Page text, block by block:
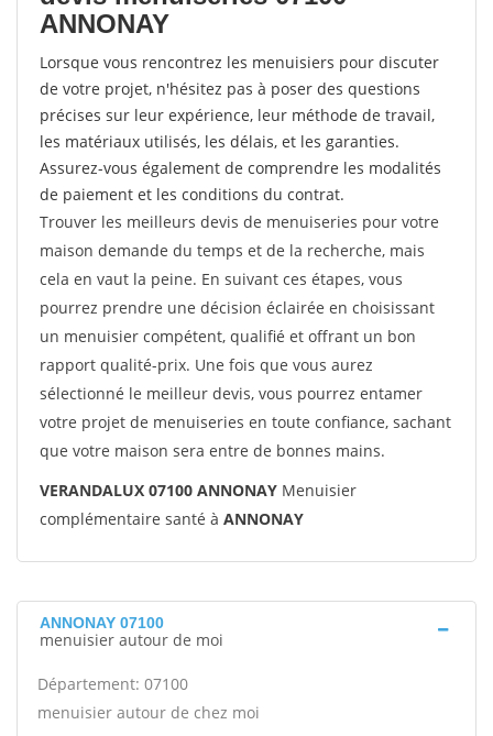
ANNONAY
Lorsque vous rencontrez les menuisiers pour discuter
de votre projet, n'hésitez pas à poser des questions
précises sur leur expérience, leur méthode de travail,
les matériaux utilisés, les délais, et les garanties.
Assurez-vous également de comprendre les modalités
de paiement et les conditions du contrat.
Trouver les meilleurs devis de menuiseries pour votre
maison demande du temps et de la recherche, mais
cela en vaut la peine. En suivant ces étapes, vous
pourrez prendre une décision éclairée en choisissant
un menuisier compétent, qualifié et offrant un bon
rapport qualité-prix. Une fois que vous aurez
sélectionné le meilleur devis, vous pourrez entamer
votre projet de menuiseries en toute confiance, sachant
que votre maison sera entre de bonnes mains.
VERANDALUX 07100 ANNONAY Menuisier
complémentaire santé à ANNONAY
ANNONAY 07100
menuisier autour de moi
Département: 07100
menuisier autour de chez moi